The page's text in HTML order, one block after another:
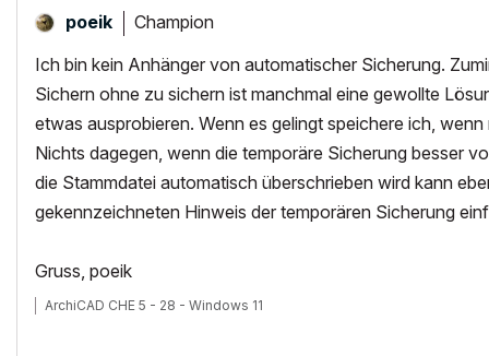
poeik
Champion
Ich bin kein Anhänger von automatischer Sicherung.
Sichern ohne zu sichern ist manchmal eine gewollte
etwas ausprobieren. Wenn es gelingt speichere ich,
Nichts dagegen, wenn die temporäre Sicherung besser
die Stammdatei automatisch überschrieben wird kann
gekennzeichneten Hinweis der temporären Sicherung
Gruss, poeik
ArchiCAD CHE 5 - 28 - Windows 11